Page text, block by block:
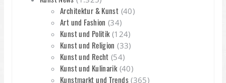
Architektur & Kunst (40)
Art und Fashion (34)
Kunst und Politik(124)
Kunst und Religion (33)
Kunst und Recht (54)
Kunst und Kulinarik(40)
Kunstmarkt und Trends(365)